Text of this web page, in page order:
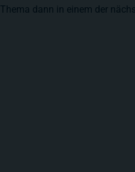
Thema dann in einem der